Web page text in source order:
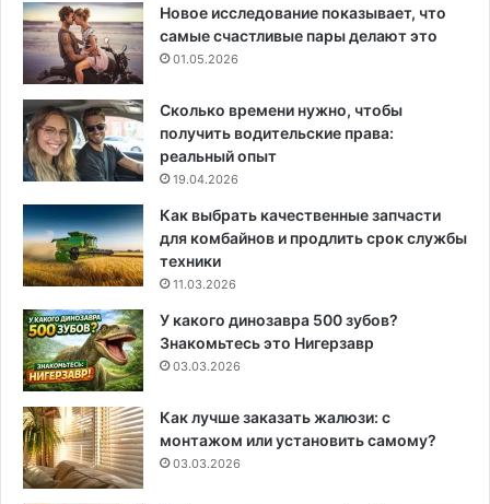
Новое исследование показывает, что
самые счастливые пары делают это
01.05.2026
Сколько времени нужно, чтобы
получить водительские права:
реальный опыт
19.04.2026
Как выбрать качественные запчасти
для комбайнов и продлить срок службы
техники
11.03.2026
У какого динозавра 500 зубов?
Знакомьтесь это Нигерзавр
03.03.2026
Как лучше заказать жалюзи: с
монтажом или установить самому?
03.03.2026